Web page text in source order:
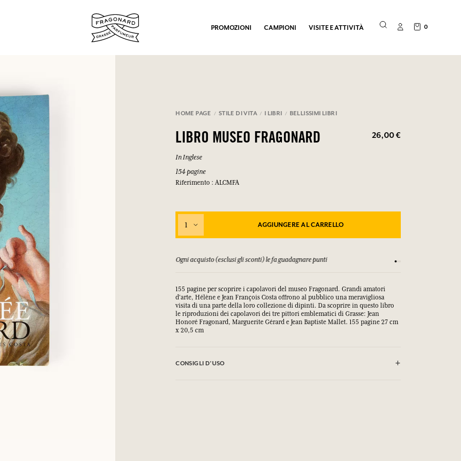
punti e ricevere regali.
punti e ricevere regali.
punti e ricevere regali.
punti e ricevere regali.
punti e ricevere regali.
PROMOZIONI CAMPIONI VISITE E ATTIVITÀ 0
HOME PAGE STILE DI VITA I LIBRI BELLISSIMI LIBRI
LIBRO MUSEO FRAGONARD 26,00 €
In Inglese
154 pagine
Riferimento : ALCMFA
1 AGGIUNGERE AL CARRELLO
fino a 15 giorni Ogni acquisto (esclusi gli sconti) le fa guadagnare punti
155 pagine per scoprire i capolavori del museo Fragonard. Grandi amatori
d'arte, Hélène e Jean François Costa offrono al pubblico una meravigliosa
visita di una parte della loro collezione di dipinti. Da scoprire in questo libro
le riproduzioni dei capolavori dei tre pittori emblematici di Grasse: Jean
Honoré Fragonard, Marguerite Gérard e Jean Baptiste Mallet. 155 pagine 27 cm
x 20,5 cm
CONSIGLI D'USO